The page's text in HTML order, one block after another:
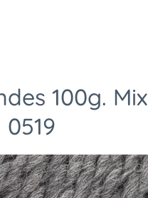
100g. Mix